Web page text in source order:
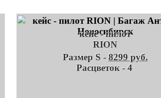
кейс - пилот
RION
Размер S - 8299 руб.
Расцветок - 4